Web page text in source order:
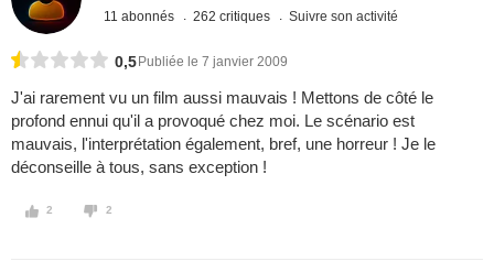
11 abonnés 262 critiques Suivre son activité
0,5 Publiée le 7 janvier 2009
J'ai rarement vu un film aussi mauvais ! Mettons de côté le
profond ennui qu'il a provoqué chez moi. Le scénario est
mauvais, l'interprétation également, bref, une horreur ! Je le
déconseille à tous, sans exception !
2 2